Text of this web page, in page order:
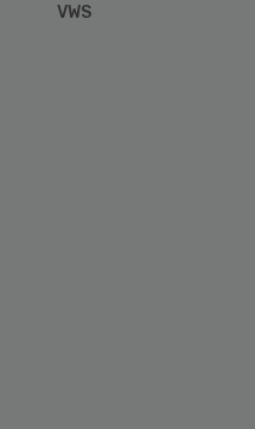
VWS